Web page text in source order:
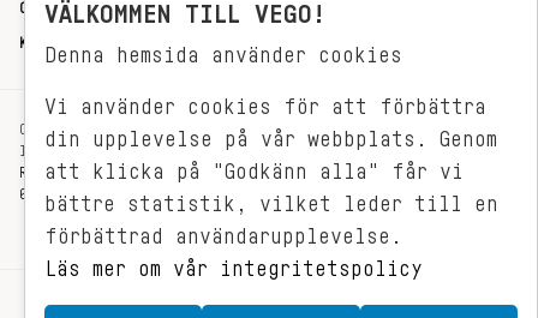
OM OSS
KONTAKT
OXENSTIERNSGATAN 33
114 27 STOCKHOLM
REDAKTIONEN@VEGOMAGASINET.SE
08-799 62 01
VÄLKOMMEN TILL VEGO!
Denna hemsida använder cookies
Vi använder cookies för att förbättra
din upplevelse på vår webbplats. Genom
att klicka på "Godkänn alla" får vi
bättre statistik, vilket leder till en
förbättrad användarupplevelse.
Läs mer om vår integritetspolicy